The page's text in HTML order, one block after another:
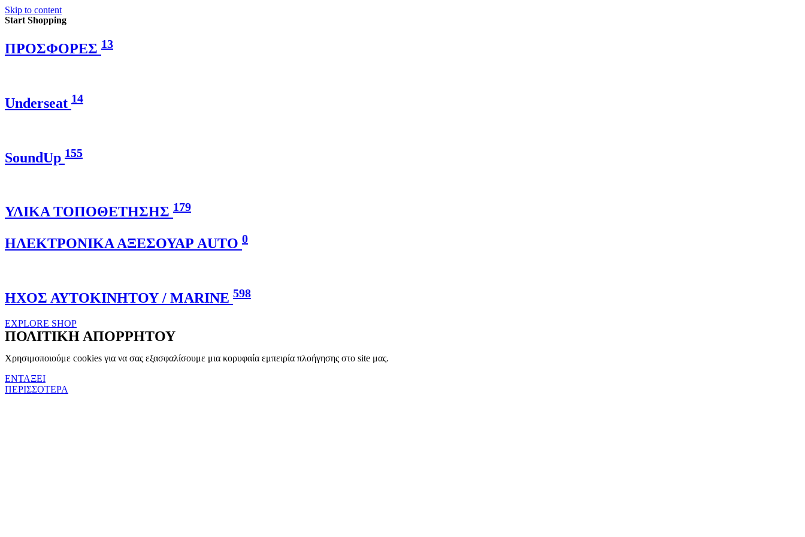
Skip to content
Start Shopping
ΠΡΟΣΦΟΡΕΣ 13
Underseat 14
SoundUp 155
ΥΛΙΚΑ ΤΟΠΟΘΕΤΗΣΗΣ 179
ΗΛΕΚΤΡΟΝΙΚΑ ΑΞΕΣΟΥΑΡ AUTO 0
ΗΧΟΣ ΑΥΤΟΚΙΝΗΤΟΥ / MARINE 598
EXPLORE SHOP
ΠΟΛΙΤΙΚΗ ΑΠΟΡΡΗΤΟΥ
Χρησιμοποιούμε cookies για να σας εξασφαλίσουμε μια κορυφαία εμπειρία πλοήγησης στο site μας.
ΕΝΤΑΞΕΙ
ΠΕΡΙΣΣΟΤΕΡΑ